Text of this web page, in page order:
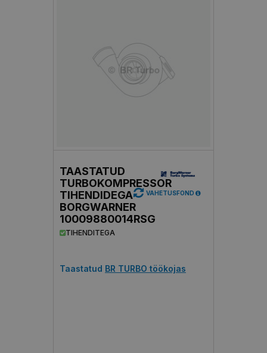
TAASTATUD
TURBOKOMPRESSOR
TIHENDIDEGA
BORGWARNER
10009880014RSG
TIHENDITEGA
Taastatud BR TURBO töökojas
VAHETUSFOND